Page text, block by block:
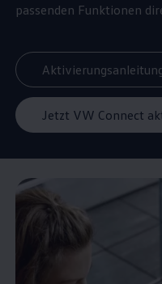
passenden Funktionen
Jetzt VW Connect